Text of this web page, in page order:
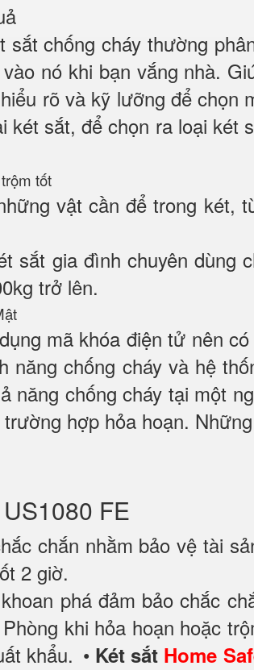
chống cháy thường
nó khi bạn vắng nhà.
rõ và kỹ lưỡng để chọn
sắt, để chọn ra loại két
vật cần để trong két,
sắt gia đình chuyên dùng
trở lên.
mã khóa điện tử nên
chống cháy và hệ
năng chống cháy tại một
hợp hỏa hoạn.
FE
chắn nhằm bảo vệ tài
2 giờ.
phá đảm bảo chắc
khi hỏa hoạn hoặc
khẩu. • Két sắt Home